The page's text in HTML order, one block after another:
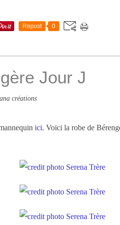
Repost 0
Jour J
créations
ici. Voici la robe de